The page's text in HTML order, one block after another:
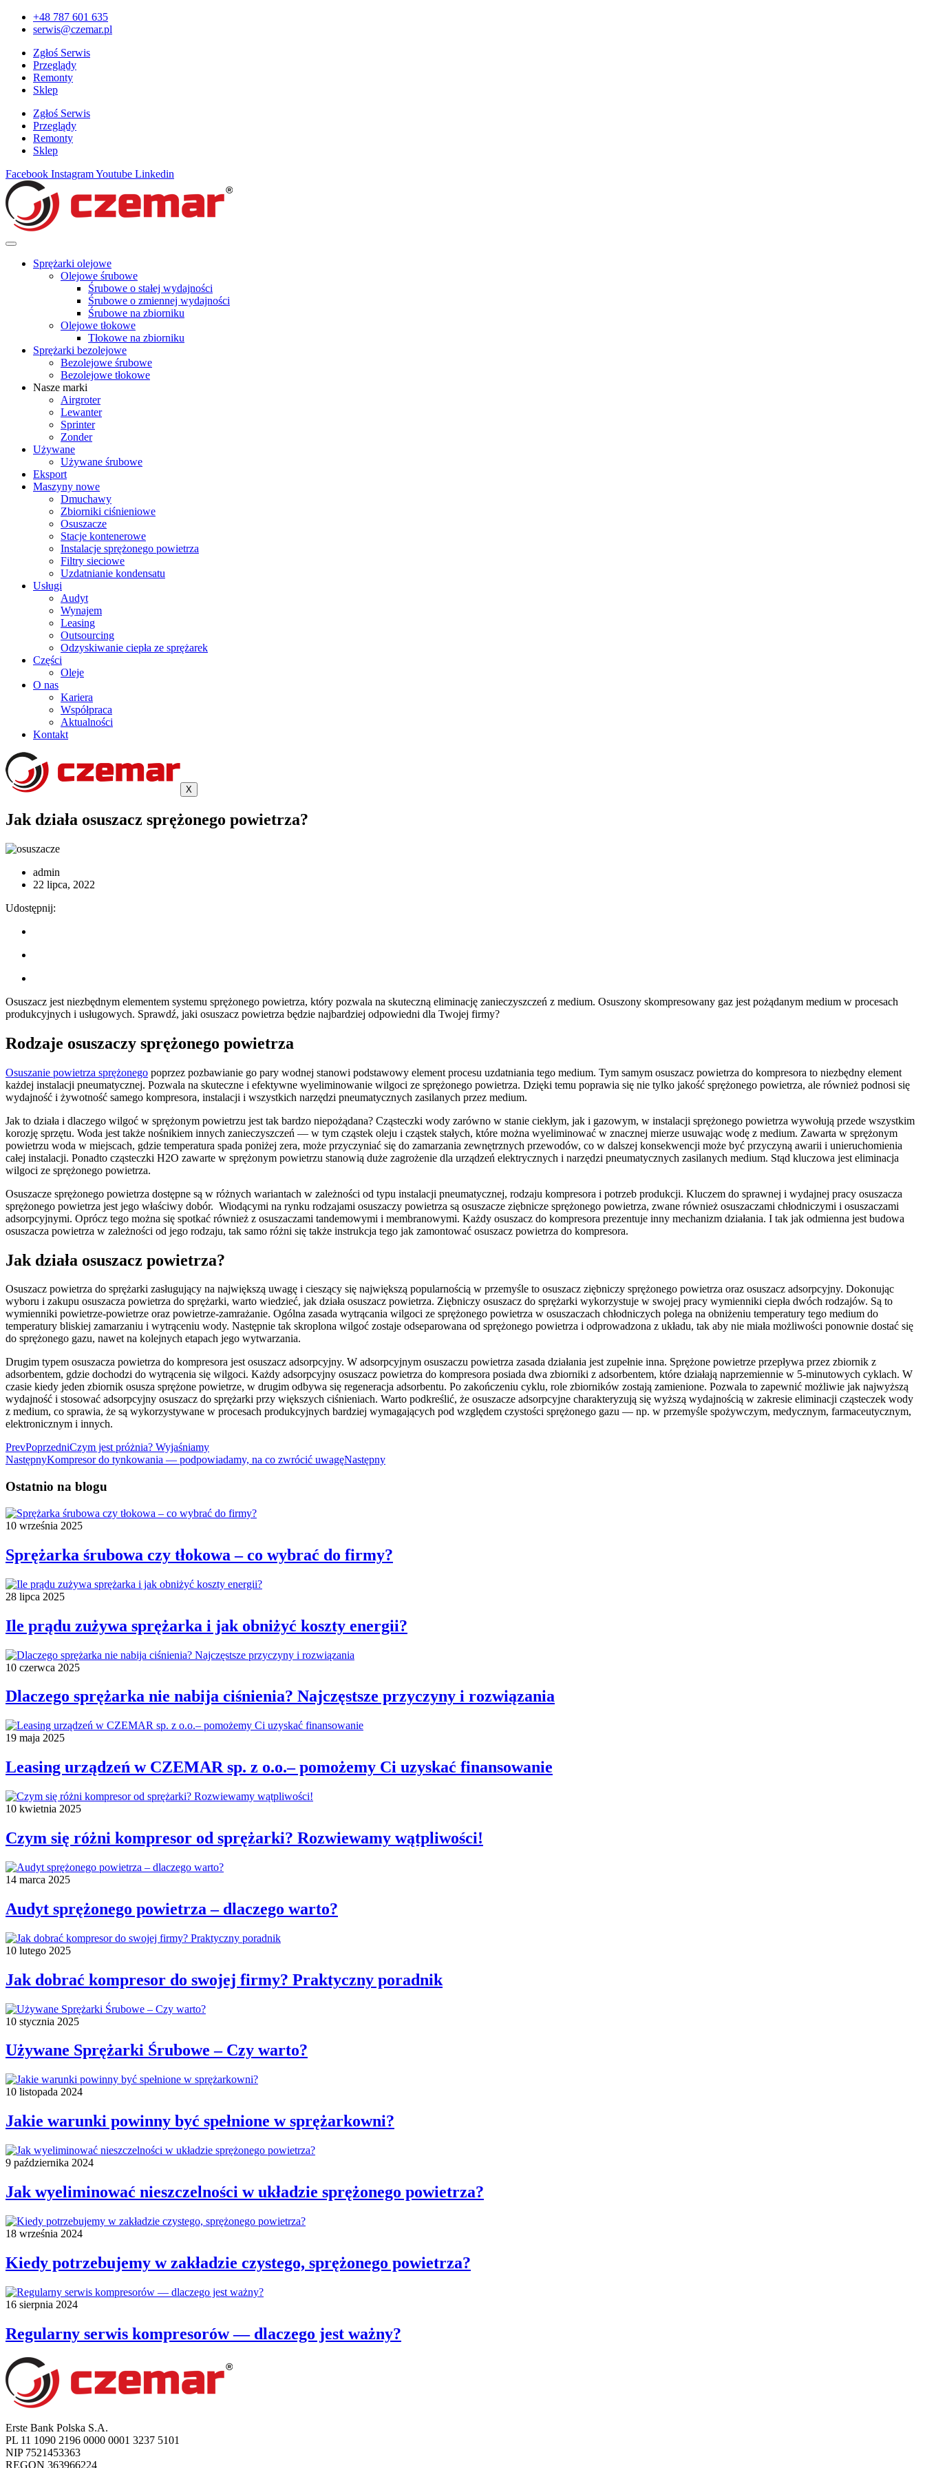
+48 787 601 635
serwis@czemar.pl
Zgłoś Serwis
Przeglądy
Remonty
Sklep
Zgłoś Serwis
Przeglądy
Remonty
Sklep
Facebook InstagramYoutube Linkedin
Sprężarki olejowe
Olejowe śrubowe
Śrubowe o stałej wydajności
Śrubowe o zmiennej wydajności
Śrubowe na zbiorniku
Olejowe tłokowe
Tłokowe na zbiorniku
Sprężarki bezolejowe
Bezolejowe śrubowe
Bezolejowe tłokowe
Nasze marki
Airgroter
Lewanter
Sprinter
Zonder
Używane
Używane śrubowe
Eksport
Maszyny nowe
Dmuchawy
Zbiorniki ciśnieniowe
Osuszacze
Stacje kontenerowe
Instalacje sprężonego powietrza
Filtry sieciowe
Uzdatnianie kondensatu
Usługi
Audyt
Wynajem
Leasing
Outsourcing
Odzyskiwanie ciepła ze sprężarek
Części
Oleje
O nas
Kariera
Współpraca
Aktualności
Kontakt
X
Jak działa osuszacz sprężonego powietrza?
admin
22 lipca, 2022
Udostępnij:
Osuszacz jest niezbędnym elementem systemu sprężonego powietrza, który pozwala na skuteczną eliminację zanieczyszczeń z medium. Osuszony skompresowany gaz jest pożądanym medium w procesach
produkcyjnych i usługowych. Sprawdź, jaki osuszacz powietrza będzie najbardziej odpowiedni dla Twojej firmy?
Rodzaje osuszaczy sprężonego powietrza
Osuszanie powietrza sprężonego poprzez pozbawianie go pary wodnej stanowi podstawowy element procesu uzdatniania tego medium. Tym samym osuszacz powietrza do kompresora to niezbędny element
każdej instalacji pneumatycznej. Pozwala na skuteczne i efektywne wyeliminowanie wilgoci ze sprężonego powietrza. Dzięki temu poprawia się nie tylko jakość sprężonego powietrza, ale również podnosi się
wydajność i żywotność samego kompresora, instalacji i wszystkich narzędzi pneumatycznych zasilanych przez medium.
Jak to działa i dlaczego wilgoć w sprężonym powietrzu jest tak bardzo niepożądana? Cząsteczki wody zarówno w stanie ciekłym, jak i gazowym, w instalacji sprężonego powietrza wywołują przede wszystkim
korozję sprzętu. Woda jest także nośnikiem innych zanieczyszczeń — w tym cząstek oleju i cząstek stałych, które można wyeliminować w znacznej mierze usuwając wodę z medium. Zawarta w sprężonym
powietrzu woda w miejscach, gdzie temperatura spada poniżej zera, może przyczyniać się do zamarzania zewnętrznych przewodów, co w dalszej konsekwencji może być przyczyną awarii i unieruchomienia
całej instalacji. Ponadto cząsteczki H2O zawarte w sprężonym powietrzu stanowią duże zagrożenie dla urządzeń elektrycznych i narzędzi pneumatycznych zasilanych medium. Stąd kluczowa jest eliminacja
wilgoci ze sprężonego powietrza.
Osuszacze sprężonego powietrza dostępne są w różnych wariantach w zależności od typu instalacji pneumatycznej, rodzaju kompresora i potrzeb produkcji. Kluczem do sprawnej i wydajnej pracy osuszacza
sprężonego powietrza jest jego właściwy dobór. Wiodącymi na rynku rodzajami osuszaczy powietrza są osuszacze ziębnicze sprężonego powietrza, zwane również osuszaczami chłodniczymi i osuszaczami
adsorpcyjnymi. Oprócz tego można się spotkać również z osuszaczami tandemowymi i membranowymi. Każdy osuszacz do kompresora prezentuje inny mechanizm działania. I tak jak odmienna jest budowa
osuszacza powietrza w zależności od jego rodzaju, tak samo różni się także instrukcja tego jak zamontować osuszacz powietrza do kompresora.
Jak działa osuszacz powietrza?
Osuszacz powietrza do sprężarki zasługujący na największą uwagę i cieszący się największą popularnością w przemyśle to osuszacz ziębniczy sprężonego powietrza oraz osuszacz adsorpcyjny. Dokonując
wyboru i zakupu osuszacza powietrza do sprężarki, warto wiedzieć, jak działa osuszacz powietrza. Ziębniczy osuszacz do sprężarki wykorzystuje w swojej pracy wymienniki ciepła dwóch rodzajów. Są to
wymienniki powietrze-powietrze oraz powietrze-zamrażanie. Ogólna zasada wytrącania wilgoci ze sprężonego powietrza w osuszaczach chłodniczych polega na obniżeniu temperatury tego medium do
temperatury bliskiej zamarzaniu i wytrąceniu wody. Następnie tak skroplona wilgoć zostaje odseparowana od sprężonego powietrza i odprowadzona z układu, tak aby nie miała możliwości ponownie dostać się
do sprężonego gazu, nawet na kolejnych etapach jego wytwarzania.
Drugim typem osuszacza powietrza do kompresora jest osuszacz adsorpcyjny. W adsorpcyjnym osuszaczu powietrza zasada działania jest zupełnie inna. Sprężone powietrze przepływa przez zbiornik z
adsorbentem, gdzie dochodzi do wytrącenia się wilgoci. Każdy adsorpcyjny osuszacz powietrza do kompresora posiada dwa zbiorniki z adsorbentem, które działają naprzemiennie w 5-minutowych cyklach. W
czasie kiedy jeden zbiornik osusza sprężone powietrze, w drugim odbywa się regeneracja adsorbentu. Po zakończeniu cyklu, role zbiorników zostają zamienione. Pozwala to zapewnić możliwie jak najwyższą
wydajność i stosować adsorpcyjny osuszacz do sprężarki przy większych ciśnieniach. Warto podkreślić, że osuszacze adsorpcyjne charakteryzują się wyższą wydajnością w zakresie eliminacji cząsteczek wody
z medium, co sprawia, że są wykorzystywane w procesach produkcyjnych bardziej wymagających pod względem czystości sprężonego gazu — np. w przemyśle spożywczym, medycznym, farmaceutycznym,
elektronicznym i innych.
PrevPoprzedniCzym jest próżnia? Wyjaśniamy
NastępnyKompresor do tynkowania — podpowiadamy, na co zwrócić uwagęNastępny
Ostatnio na blogu
10 września 2025
Sprężarka śrubowa czy tłokowa – co wybrać do firmy?
28 lipca 2025
Ile prądu zużywa sprężarka i jak obniżyć koszty energii?
10 czerwca 2025
Dlaczego sprężarka nie nabija ciśnienia? Najczęstsze przyczyny i rozwiązania
19 maja 2025
Leasing urządzeń w CZEMAR sp. z o.o.– pomożemy Ci uzyskać finansowanie
10 kwietnia 2025
Czym się różni kompresor od sprężarki? Rozwiewamy wątpliwości!
14 marca 2025
Audyt sprężonego powietrza – dlaczego warto?
10 lutego 2025
Jak dobrać kompresor do swojej firmy? Praktyczny poradnik
10 stycznia 2025
Używane Sprężarki Śrubowe – Czy warto?
10 listopada 2024
Jakie warunki powinny być spełnione w sprężarkowni?
9 października 2024
Jak wyeliminować nieszczelności w układzie sprężonego powietrza?
18 września 2024
Kiedy potrzebujemy w zakładzie czystego, sprężonego powietrza?
16 sierpnia 2024
Regularny serwis kompresorów — dlaczego jest ważny?
Erste Bank Polska S.A.
PL 11 1090 2196 0000 0001 3237 5101
NIP 7521453363
REGON 363966224